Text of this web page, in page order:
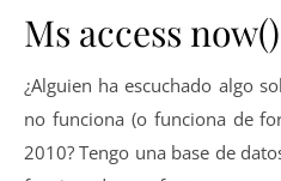
Ms access
¿Alguien ha escuchado algo
no funciona (o funciona de
2010? Tengo una base de